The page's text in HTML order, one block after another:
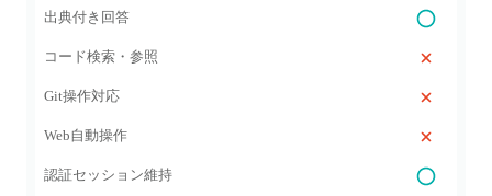
出典付き回答
コード検索・参照
Git操作対応
Web自動操作
認証セッション維持